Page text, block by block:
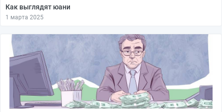
Как выглядят юани
1 марта 2025